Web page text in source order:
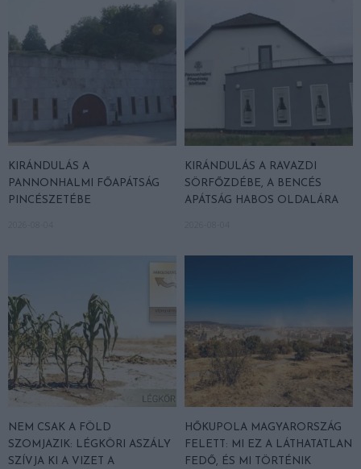
KIRÁNDULÁS A
PANNONHALMI FŐAPÁTSÁG
PINCÉSZETÉBE
KIRÁNDULÁS A RAVAZDI
SÖRFŐZDÉBE, A BENCÉS
APÁTSÁG HABOS OLDALÁRA
NEM CSAK A FÖLD
SZOMJAZIK: LÉGKÖRI ASZÁLY
SZÍVJA KI A VIZET A
HŐKUPOLA MAGYARORSZÁG
FELETT: MI EZ A LÁTHATATLAN
FEDŐ, ÉS MI TÖRTÉNIK